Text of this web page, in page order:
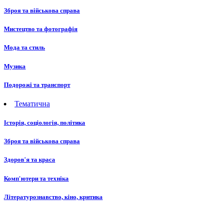
Зброя та військова справа
Мистецтво та фотографія
Мода та стиль
Музика
Подорожі та транспорт
Тематична
Історія, соціологія, політика
Зброя та військова справа
Здоров'я та краса
Комп'ютери та техніка
Літературознавство, кіно, критика